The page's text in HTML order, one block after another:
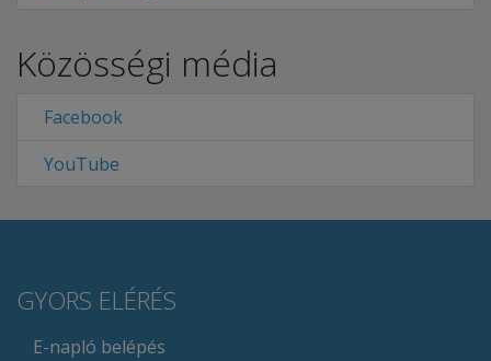
Közösségi média
Facebook
YouTube
GYORS ELÉRÉS
E-napló belépés